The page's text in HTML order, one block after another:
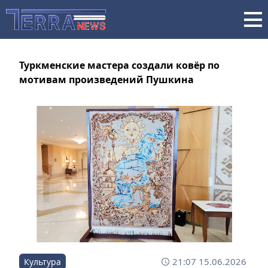
Туркменские мастера создали ковёр по
мотивам произведений Пушкина
Культура 21:07 15.06.2026